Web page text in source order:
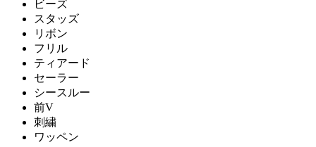
ビーズ
スタッズ
リボン
フリル
ティアード
セーラー
シースルー
前V
刺繍
ワッペン